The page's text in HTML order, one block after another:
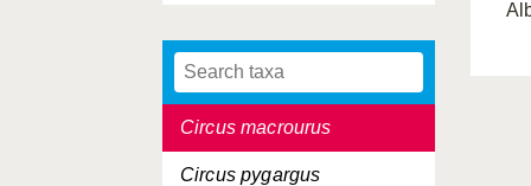
Circus cyaneus
Circus macrourus
Circus pygargus